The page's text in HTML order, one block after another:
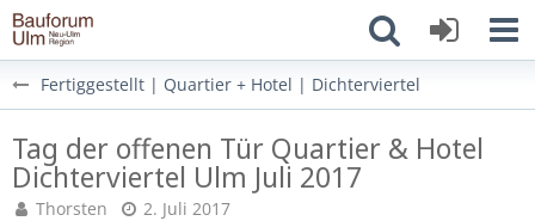
Fertiggestellt | Quartier + Hotel | Dichterviertel
Tag der offenen Tür Quartier & Hotel
Dichterviertel Ulm Juli 2017
Thorsten 2. Juli 2017